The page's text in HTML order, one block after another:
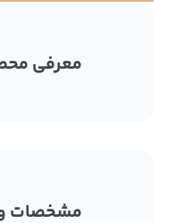
معرفی
مشخصات